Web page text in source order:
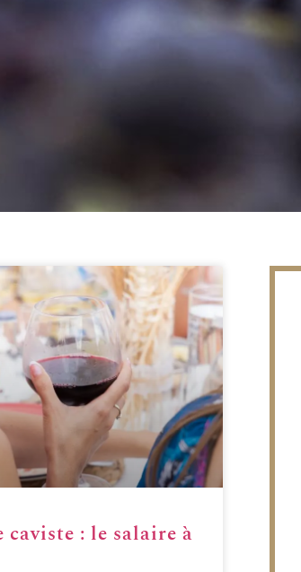
caviste : le salaire à